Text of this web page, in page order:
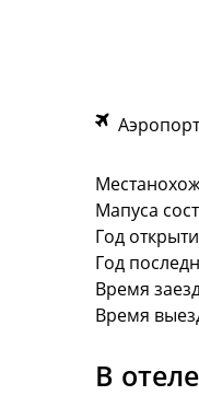
Мапуса
Год
Год
Время
Время
В